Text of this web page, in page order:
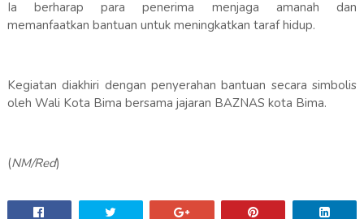
Ia berharap para penerima menjaga amanah dan
memanfaatkan bantuan untuk meningkatkan taraf hidup.
Kegiatan diakhiri dengan penyerahan bantuan secara simbolis
oleh Wali Kota Bima bersama jajaran BAZNAS kota Bima.
(NM/Red)